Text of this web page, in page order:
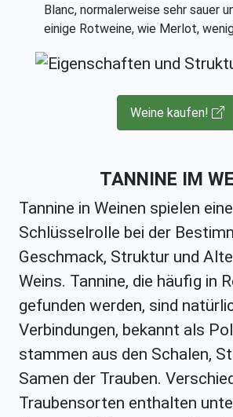
Blanc, normalerweise sehr sauer
einige Rotweine, wie Merlot,
Weine kaufen!
TANNINE IM
Tannine in Weinen spielen eine
Schlüsselrolle bei der
Geschmack, Struktur und
Weins. Tannine, die häufig in
gefunden werden, sind
Verbindungen, bekannt als
stammen aus den Schalen,
Samen der Trauben.
Traubensorten enthalten